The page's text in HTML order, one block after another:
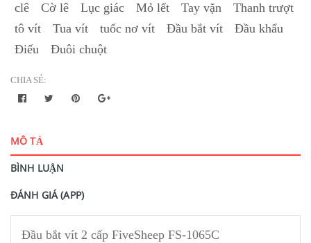
clê Cờ lê Lục giác Mỏ lết Tay vặn
Thanh trượt
tô vít
Tua vít tuốc nơ vít Đầu bắt vít
Đầu khẩu
Điếu
Đuôi chuột
CHIA SẺ:
MÔ TẢ
BÌNH LUẬN
ĐÁNH GIÁ (APP)
Đầu bắt vít 2 cấp FiveSheep FS-1065C